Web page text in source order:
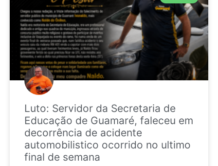
Luto: Servidor da Secretaria de
Educação de Guamaré, faleceu em
decorrência de acidente
automobilistico ocorrido no ultimo
final de semana